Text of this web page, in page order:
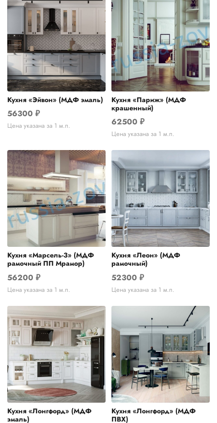
Кухня «Эйвон» (МДФ эмаль)
56300 ₽
Цена указана за 1 м.п.
Кухня «Париж» (МДФ
крашенный)
62500 ₽
Цена указана за 1 м.п.
Кухня «Марсель-3» (МДФ
рамочный ПП Мрамор)
56200 ₽
Цена указана за 1 м.п.
Кухня «Леон» (МДФ
рамочный)
52300 ₽
Цена указана за 1 м.п.
Кухня «Лонгфорд» (МДФ
эмаль)
Кухня «Лонгфорд» (МДФ
ПВХ)